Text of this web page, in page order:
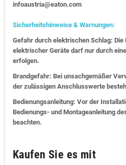
infoaustria@eaton.com
Sicherheitshinweise & Warnungen:
Gefahr durch elektrischen Schlag:
elektrischer Geräte darf nur durch
erfolgen.
Brandgefahr: Bei unsachgemäßer
der zulässigen Anschlusswerte
Bedienungsanleitung: Vor der
Bedienungs- und Montageanleitung
beachten.
Kaufen Sie es mit